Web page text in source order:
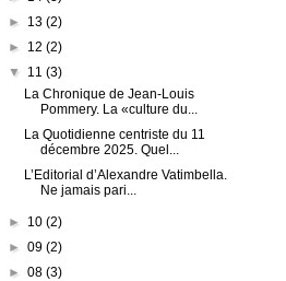
► 13 (2)
► 12 (2)
▼ 11 (3)
La Chronique de Jean-Louis
Pommery. La «culture du...
La Quotidienne centriste du 11
décembre 2025. Quel...
L’Editorial d’Alexandre Vatimbella.
Ne jamais pari...
► 10 (2)
► 09 (2)
► 08 (3)